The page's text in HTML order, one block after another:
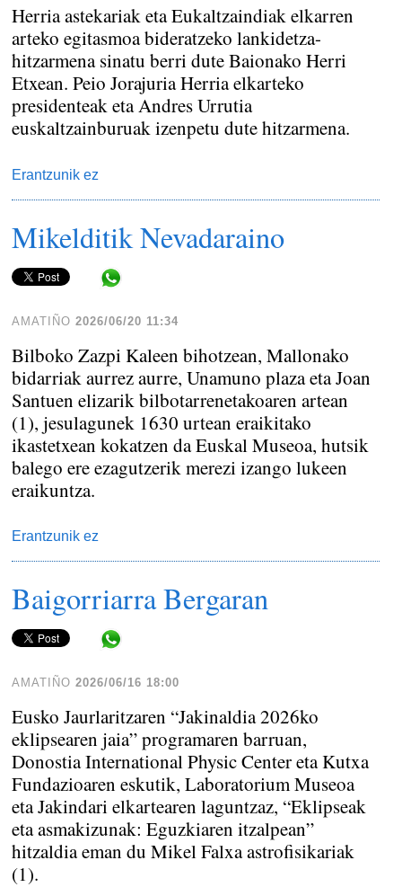
Herria astekariak eta Eukaltzaindiak elkarren
arteko egitasmoa bideratzeko lankidetza-
hitzarmena sinatu berri dute Baionako Herri
Etxean. Peio Jorajuria Herria elkarteko
presidenteak eta Andres Urrutia
euskaltzainburuak izenpetu dute hitzarmena.
Erantzunik ez
Mikelditik Nevadaraino
AMATIÑO 2026/06/20 11:34
Bilboko Zazpi Kaleen bihotzean, Mallonako
bidarriak aurrez aurre, Unamuno plaza eta Joan
Santuen elizarik bilbotarrenetakoaren artean
(1), jesulagunek 1630 urtean eraikitako
ikastetxean kokatzen da Euskal Museoa, hutsik
balego ere ezagutzerik merezi izango lukeen
eraikuntza.
Erantzunik ez
Baigorriarra Bergaran
AMATIÑO 2026/06/16 18:00
Eusko Jaurlaritzaren “Jakinaldia 2026ko
eklipsearen jaia” programaren barruan,
Donostia International Physic Center eta Kutxa
Fundazioaren eskutik, Laboratorium Museoa
eta Jakindari elkartearen laguntzaz, “Eklipseak
eta asmakizunak: Eguzkiaren itzalpean”
hitzaldia eman du Mikel Falxa astrofisikariak
(1).